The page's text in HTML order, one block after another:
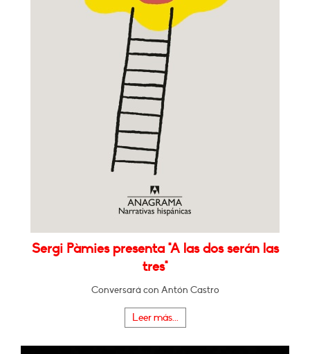
Sergi Pàmies presenta "A las dos serán las
tres"
Conversará con Antón Castro
Leer más...